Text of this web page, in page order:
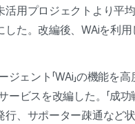
活用プロジェクトより平
した。改編後、WAiを利
ェント「WAi」の機能を
ービスを改編した。「成
行、サポーター疎通など